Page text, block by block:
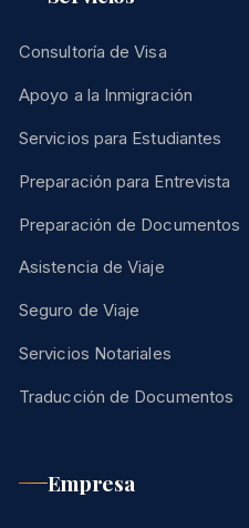
Consultoría de Visa
Apoyo a la Inmigración
Servicios para Estudiantes
Preparación para Entrevista
Preparación de Documentos
Asistencia de Viaje
Seguro de Viaje
Servicios Notariales
Traducción de Documentos
Empresa